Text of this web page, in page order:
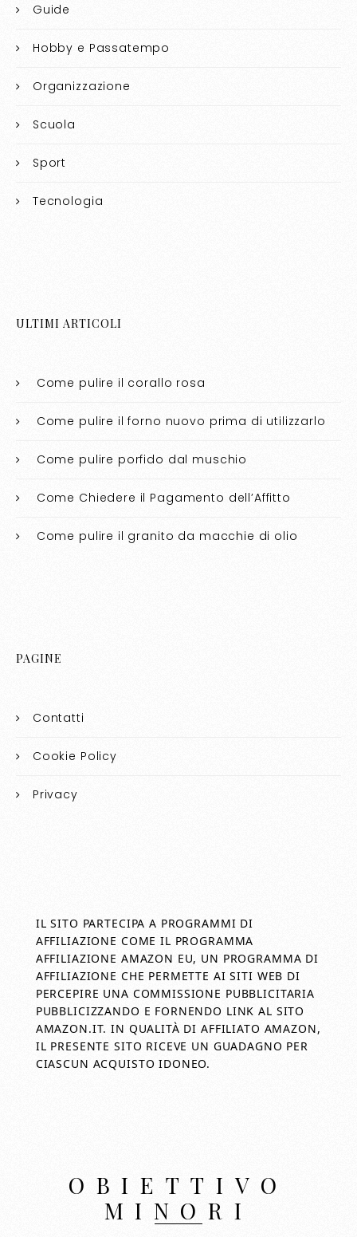
Guide
Hobby e Passatempo
Organizzazione
Scuola
Sport
Tecnologia
ULTIMI ARTICOLI
Come pulire il corallo rosa​​
Come pulire il forno nuovo prima di utilizzarlo​​
Come pulire porfido dal muschio​​
Come Chiedere il Pagamento dell’Affitto
Come pulire il granito da macchie di olio​​
PAGINE
Contatti
Cookie Policy
Privacy
IL SITO PARTECIPA A PROGRAMMI DI
AFFILIAZIONE COME IL PROGRAMMA
AFFILIAZIONE AMAZON EU, UN PROGRAMMA DI
AFFILIAZIONE CHE PERMETTE AI SITI WEB DI
PERCEPIRE UNA COMMISSIONE PUBBLICITARIA
PUBBLICIZZANDO E FORNENDO LINK AL SITO
AMAZON.IT. IN QUALITÀ DI AFFILIATO AMAZON,
IL PRESENTE SITO RICEVE UN GUADAGNO PER
CIASCUN ACQUISTO IDONEO.
OBIETTIVO
MINORI